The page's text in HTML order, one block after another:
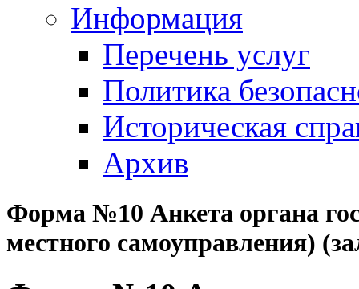
Информация
Перечень услуг
Политика
Историческая
Архив
Форма №10 Анкета органа
местного самоуправления)